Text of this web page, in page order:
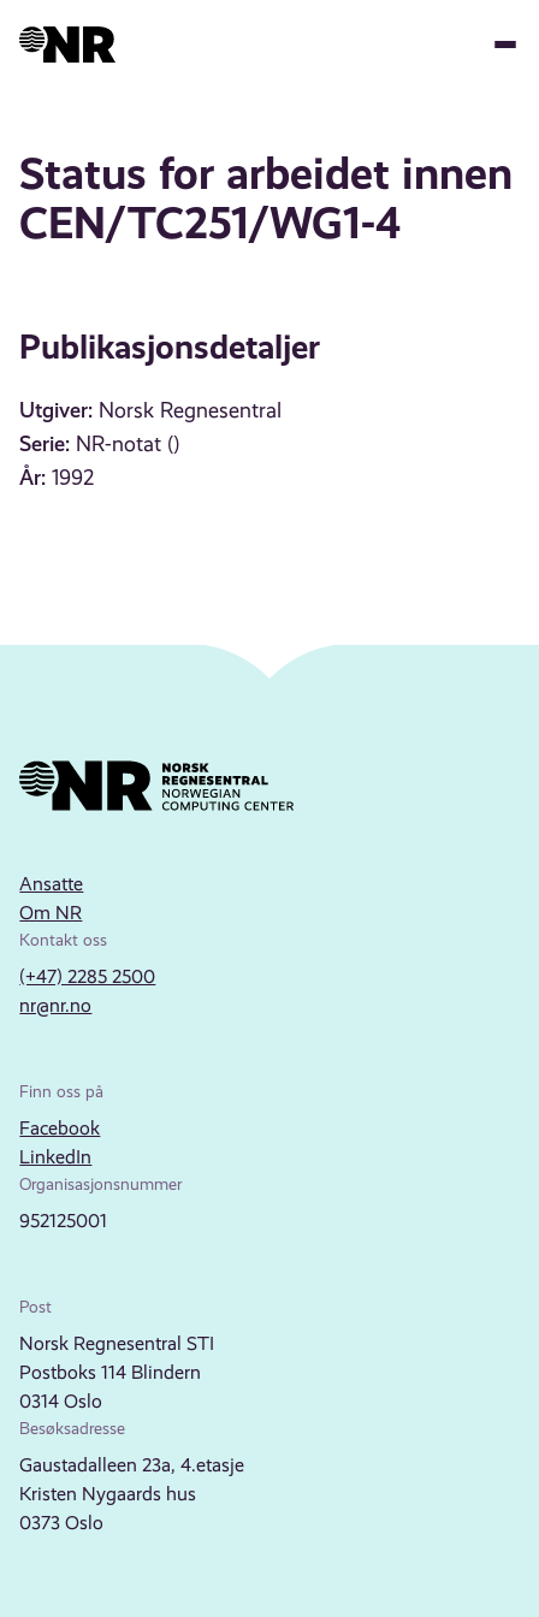
Status for arbeidet innen
CEN/TC251/WG1-4
Publikasjonsdetaljer
Utgiver: Norsk Regnesentral
Serie: NR-notat ()
År: 1992
Ansatte
Om NR
Kontakt oss
(+47) 2285 2500
nr@nr.no
Finn oss på
Facebook
LinkedIn
Organisasjonsnummer
952125001
Post
Norsk Regnesentral STI
Postboks 114 Blindern
0314 Oslo
Besøksadresse
Gaustadalleen 23a, 4.etasje
Kristen Nygaards hus
0373 Oslo